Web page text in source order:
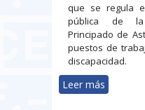
que se regula
pública de la
Principado de
puestos de
discapacidad.
Leer más